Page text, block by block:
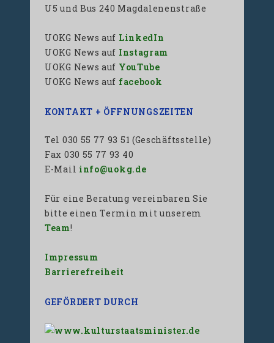
U5 und Bus 240 Magdalenenstraße
UOKG News auf LinkedIn
UOKG News auf Instagram
UOKG News auf YouTube
UOKG News auf facebook
KONTAKT + ÖFFNUNGSZEITEN
Tel 030 55 77 93 51 (Geschäftsstelle)
Fax 030 55 77 93 40
E-Mail info@uokg.de
Für eine Beratung vereinbaren Sie
bitte einen Termin mit unserem
Team!
Impressum
Barrierefreiheit
GEFÖRDERT DURCH